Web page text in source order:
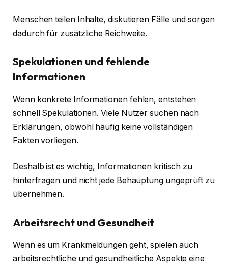
Menschen teilen Inhalte, diskutieren Fälle und sorgen
dadurch für zusätzliche Reichweite.
Spekulationen und fehlende
Informationen
Wenn konkrete Informationen fehlen, entstehen
schnell Spekulationen. Viele Nutzer suchen nach
Erklärungen, obwohl häufig keine vollständigen
Fakten vorliegen.
Deshalb ist es wichtig, Informationen kritisch zu
hinterfragen und nicht jede Behauptung ungeprüft zu
übernehmen.
Arbeitsrecht und Gesundheit
Wenn es um Krankmeldungen geht, spielen auch
arbeitsrechtliche und gesundheitliche Aspekte eine